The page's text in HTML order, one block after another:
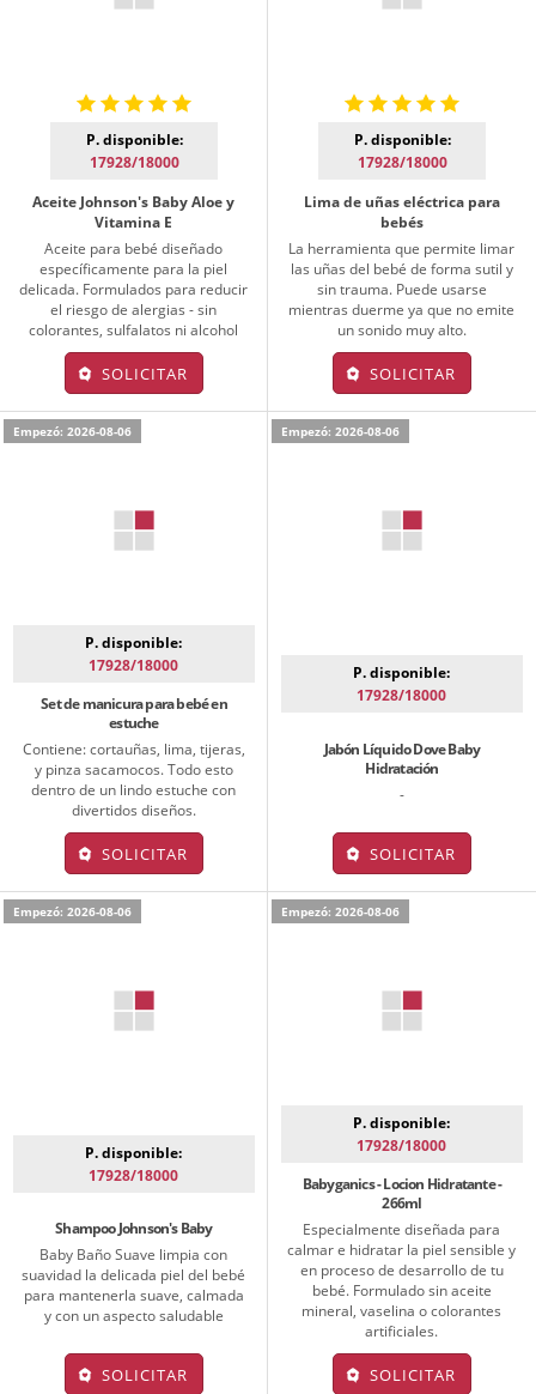
P. disponible:
17928/18000
Aceite Johnson's Baby Aloe y
Vitamina E
Aceite para bebé diseñado
específicamente para la piel
delicada. Formulados para reducir
el riesgo de alergias - sin
colorantes, sulfalatos ni alcohol
SOLICITAR
P. disponible:
17928/18000
Lima de uñas eléctrica para
bebés
La herramienta que permite limar
las uñas del bebé de forma sutil y
sin trauma. Puede usarse
mientras duerme ya que no emite
un sonido muy alto.
SOLICITAR
Empezó: 2026-08-06
P. disponible:
17928/18000
Set de manicura para bebé en
estuche
Contiene: cortauñas, lima, tijeras,
y pinza sacamocos. Todo esto
dentro de un lindo estuche con
divertidos diseños.
SOLICITAR
Empezó: 2026-08-06
P. disponible:
17928/18000
Jabón Líquido Dove Baby
Hidratación
-
SOLICITAR
Empezó: 2026-08-06
P. disponible:
17928/18000
Shampoo Johnson's Baby
Baby Baño Suave limpia con
suavidad la delicada piel del bebé
para mantenerla suave, calmada
y con un aspecto saludable
SOLICITAR
Empezó: 2026-08-06
P. disponible:
17928/18000
Babyganics - Locion Hidratante -
266ml
Especialmente diseñada para
calmar e hidratar la piel sensible y
en proceso de desarrollo de tu
bebé. Formulado sin aceite
mineral, vaselina o colorantes
artificiales.
SOLICITAR